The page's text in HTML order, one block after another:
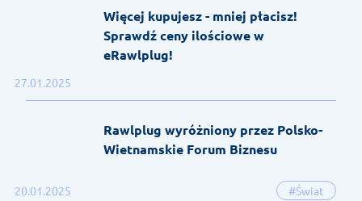
27.01.2025
Więcej kupujesz - mniej płacisz!
Sprawdź ceny ilościowe w
eRawlplug!
20.01.2025 #Świat
Rawlplug wyróżniony przez Polsko-
Wietnamskie Forum Biznesu